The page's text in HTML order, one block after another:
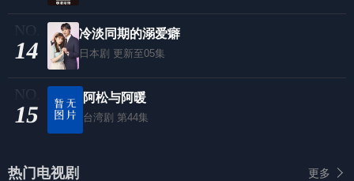
14
冷淡同期的溺爱癖
日本剧 更新至05集
15
阿松与阿暖
台湾剧 第44集
热门电视剧 更多